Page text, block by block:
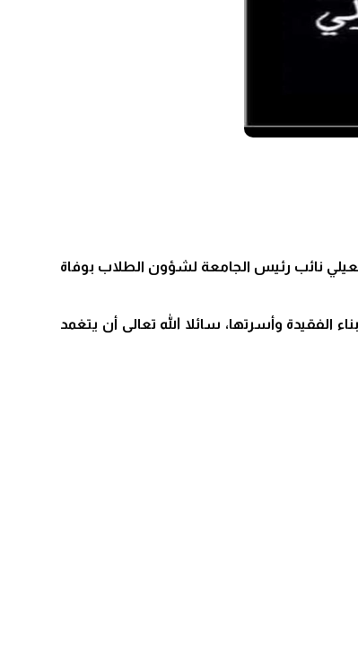
نائب رئيس الجامعة لشؤون الطلاب بوفاة
الفقيدة وأسرتها، سائلا الله تعالى أن يتغمد